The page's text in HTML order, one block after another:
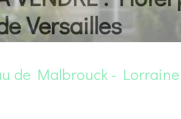
Versailles
de Malbrouck - Lorraine